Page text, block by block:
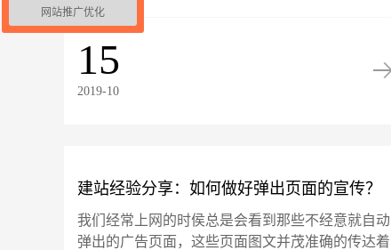
虽然没错，但很明显，网站在着手进行设计之前的
全面规划也很重要。如果网站在建设之前没有进行
过系统的规划，那么就......
15
2019-10
建站经验分享：如何做好弹出页面的宣传？
我们经常上网的时侯总是会看到那些不经意就自动
弹出的广告页面，这些页面图文并茂准确的传达着
网站推广优化